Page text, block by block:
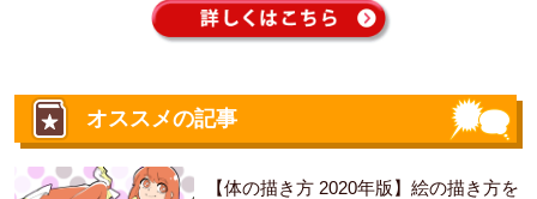
オススメの記事
【体の描き方 2020年版】絵の描き方を